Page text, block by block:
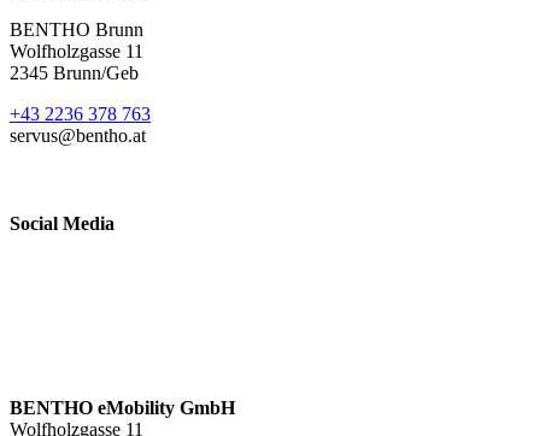
BENTHO Brunn
Wolfholzgasse 11
2345 Brunn/Geb
+43 2236 378 763
servus@bentho.at
Social Media
BENTHO eMobility GmbH
Wolfholzgasse 11